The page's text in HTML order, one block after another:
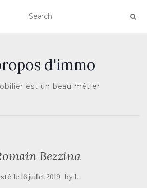
LA NAVIGATION
d'immo
est un beau métier
Bezzina
le 16 juillet 2019 by L